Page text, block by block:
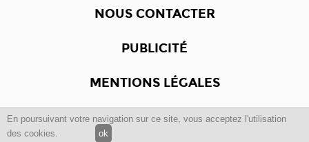
En poursuivant votre navigation sur ce site, vous acceptez l'utilisation
des cookies.
ok
NOUS CONTACTER
PUBLICITÉ
MENTIONS LÉGALES
Copyright © 2012 -2017Dewalgo- Tous droits réservés.